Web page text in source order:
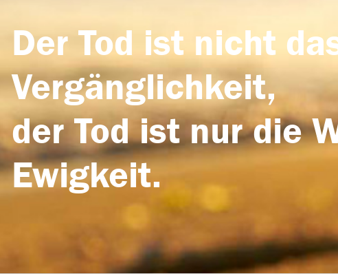
Der Tod ist nicht
Vergänglichkeit,
der Tod ist nur die
Ewigkeit.